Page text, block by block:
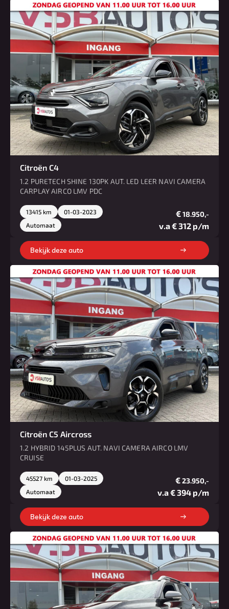
Citroën C4
1.2 PURETECH SHINE 130PK AUT. LED LEER NAVI CAMERA
CARPLAY AIRCO LMV PDC
13415 km
01-03-2023
Automaat
€18.950,-
v.a € 312 p/m
Bekijk deze auto
Citroën C5 Aircross
1.2 HYBRID 145PLUS AUT. NAVI CAMERA AIRCO LMV
CRUISE
45527 km
01-03-2025
Automaat
€23.950,-
v.a € 394 p/m
Bekijk deze auto